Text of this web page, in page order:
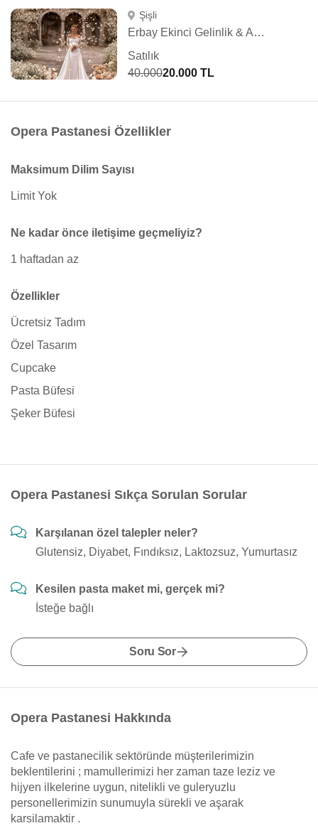
Şişli
Erbay Ekinci Gelinlik & Abiye
Satılık
40.00020.000 TL
Opera Pastanesi Özellikler
Maksimum Dilim Sayısı
Limit Yok
Ne kadar önce iletişime geçmeliyiz?
1 haftadan az
Özellikler
Ücretsiz Tadım
Özel Tasarım
Cupcake
Pasta Büfesi
Şeker Büfesi
Opera Pastanesi Sıkça Sorulan Sorular
Karşılanan özel talepler neler?
Glutensiz, Diyabet, Fındıksız, Laktozsuz, Yumurtasız
Kesilen pasta maket mi, gerçek mi?
İsteğe bağlı
Soru Sor
Opera Pastanesi Hakkında
Cafe ve pastanecilik sektöründe müşterilerimizin
beklentilerini ; mamullerimizi her zaman taze leziz ve
hijyen ilkelerine uygun, nitelikli ve guleryuzlu
personellerimizin sunumuyla sürekli ve aşarak
karsilamaktir .